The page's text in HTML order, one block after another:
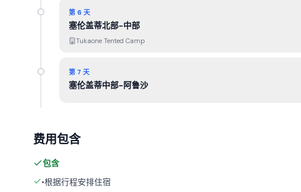
第 6 天
塞伦盖蒂北部-中部
Tukaone Tented Camp
第 7 天
塞伦盖蒂中部-阿鲁沙
费用包含
包含
•根据行程安排住宿